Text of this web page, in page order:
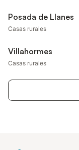
Posada de Llanes
Casas rurales
Villahormes
Casas rurales